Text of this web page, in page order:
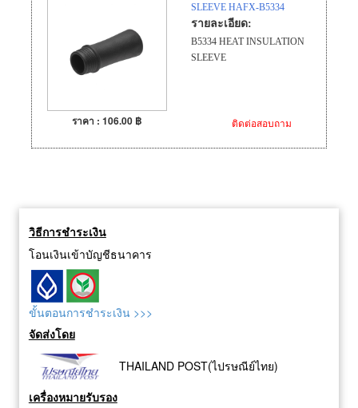
SLEEVE HAFX-B5334
รายละเอียด:
B5334 HEAT INSULATION
SLEEVE
ราคา : 106.00 ฿ ติดต่อสอบถาม
วิธีการชำระเงิน
โอนเงินเข้าบัญชีธนาคาร
ขั้นตอนการชำระเงิน >>>
จัดส่งโดย
THAILAND POST(ไปรษณีย์ไทย)
เครื่องหมายรับรอง